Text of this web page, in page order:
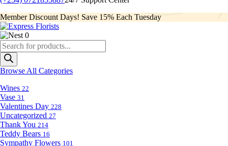
Member Discount Days! Save 15% Each Tuesday
0
Products
search
Browse All Categories
Wines 22
Vase 31
Valentines Day 228
Uncategorized 27
Thank You 214
Teddy Bears 16
Sympathy Flowers 101